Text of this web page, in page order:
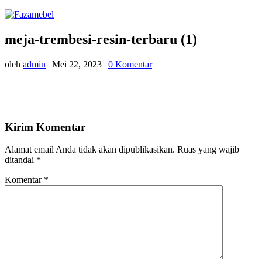
meja-trembesi-resin-terbaru (1)
oleh admin | Mei 22, 2023 | 0 Komentar
Kirim Komentar
Alamat email Anda tidak akan dipublikasikan. Ruas yang wajib
ditandai *
Komentar *